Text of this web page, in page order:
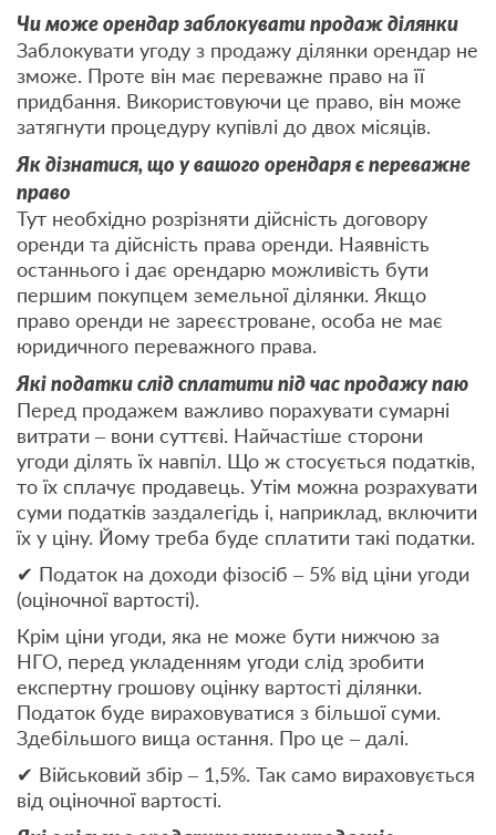
Чи може орендар заблокувати продаж ділянки
Заблокувати угоду з продажу ділянки орендар не
зможе. Проте він має переважне право на її
придбання. Використовуючи це право, він може
затягнути процедуру купівлі до двох місяців.
Як дізнатися, що у вашого орендаря є переважне
право
Тут необхідно розрізняти дійсність договору
оренди та дійсність права оренди. Наявність
останнього і дає орендарю можливість бути
першим покупцем земельної ділянки. Якщо
право оренди не зареєстроване, особа не має
юридичного переважного права.
Які податки слід сплатити під час продажу паю
Перед продажем важливо порахувати сумарні
витрати – вони суттєві. Найчастіше сторони
угоди ділять їх навпіл. Що ж стосується податків,
то їх сплачує продавець. Утім можна розрахувати
суми податків заздалегідь і, наприклад, включити
їх у ціну. Йому треба буде сплатити такі податки.
✔ Податок на доходи фізосіб – 5% від ціни угоди
(оціночної вартості).
Крім ціни угоди, яка не може бути нижчою за
НГО, перед укладенням угоди слід зробити
експертну грошову оцінку вартості ділянки.
Податок буде вираховуватися з більшої суми.
Здебільшого вища остання. Про це – далі.
✔ Військовий збір – 1,5%. Так само вираховується
від оціночної вартості.